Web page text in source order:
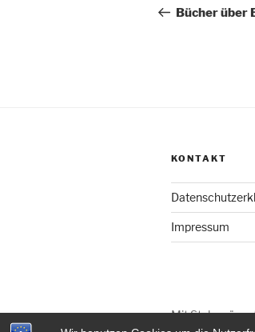
Beitrag
Bücher über
KONTAKT
Impressum
Mit Stolz